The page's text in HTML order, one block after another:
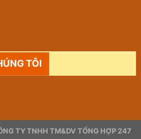
TÔI
TY TNHH TM&DV TỔNG HỢP 247